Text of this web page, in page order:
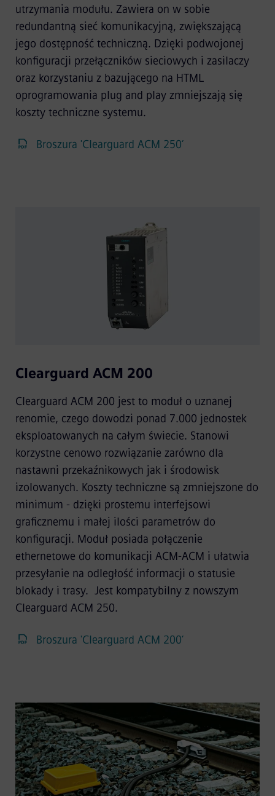
utrzymania modułu. Zawiera on w sobie
redundantną sieć komunikacyjną, zwiększającą
jego dostępność techniczną. Dzięki podwojonej
konfiguracji przełączników sieciowych i zasilaczy
oraz korzystaniu z bazującego na HTML
oprogramowania plug and play zmniejszają się
koszty techniczne systemu.
Broszura 'Clearguard ACM 250‘
Clearguard ACM 200
Clearguard ACM 200 jest to moduł o uznanej
renomie, czego dowodzi ponad 7.000 jednostek
eksploatowanych na całym świecie. Stanowi
korzystne cenowo rozwiązanie zarówno dla
nastawni przekaźnikowych jak i środowisk
izolowanych. Koszty techniczne są zmniejszone do
minimum - dzięki prostemu interfejsowi
graficznemu i małej ilości parametrów do
konfiguracji. Moduł posiada połączenie
ethernetowe do komunikacji ACM-ACM i ułatwia
przesyłanie na odległość informacji o statusie
blokady i trasy. Jest kompatybilny z nowszym
Clearguard ACM 250.
Broszura 'Clearguard ACM 200‘